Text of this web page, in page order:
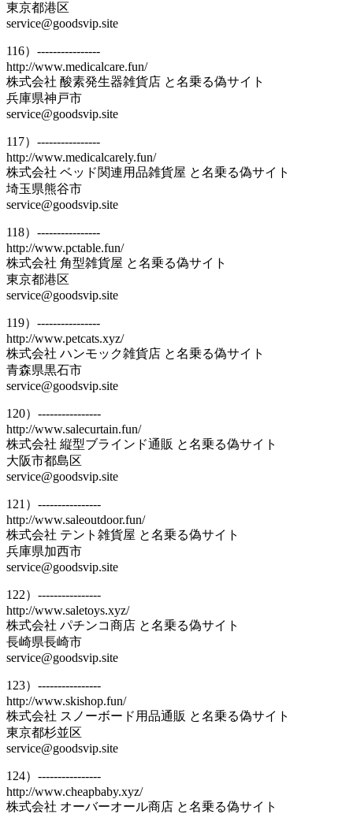
東京都港区
service@goodsvip.site
116）----------------
http://www.medicalcare.fun/
株式会社 酸素発生器雑貨店 と名乗る偽サイト
兵庫県神戸市
service@goodsvip.site
117）----------------
http://www.medicalcarely.fun/
株式会社 ベッド関連用品雑貨屋 と名乗る偽サイト
埼玉県熊谷市
service@goodsvip.site
118）----------------
http://www.pctable.fun/
株式会社 角型雑貨屋 と名乗る偽サイト
東京都港区
service@goodsvip.site
119）----------------
http://www.petcats.xyz/
株式会社 ハンモック雑貨店 と名乗る偽サイト
青森県黒石市
service@goodsvip.site
120）----------------
http://www.salecurtain.fun/
株式会社 縦型ブラインド通販 と名乗る偽サイト
大阪市都島区
service@goodsvip.site
121）----------------
http://www.saleoutdoor.fun/
株式会社 テント雑貨屋 と名乗る偽サイト
兵庫県加西市
service@goodsvip.site
122）----------------
http://www.saletoys.xyz/
株式会社 パチンコ商店 と名乗る偽サイト
長崎県長崎市
service@goodsvip.site
123）----------------
http://www.skishop.fun/
株式会社 スノーボード用品通販 と名乗る偽サイト
東京都杉並区
service@goodsvip.site
124）----------------
http://www.cheapbaby.xyz/
株式会社 オーバーオール商店 と名乗る偽サイト